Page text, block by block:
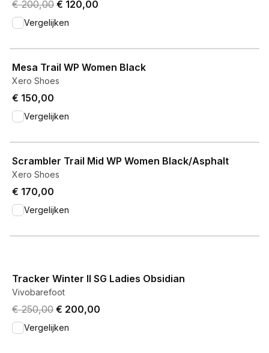
Original price was € 200,00.
€ 200,00 Current price is € 120,00.
€ 120,00
Vergelijken
Mesa Trail WP Women Black
Xero Shoes
€ 150,00
Vergelijken
Scrambler Trail Mid WP Women Black/Asphalt
Xero Shoes
€ 170,00
Vergelijken
Tracker Winter II SG Ladies Obsidian
Vivobarefoot
Original price was € 250,00.
€ 250,00 Current price is € 200,00.
€ 200,00
Vergelijken